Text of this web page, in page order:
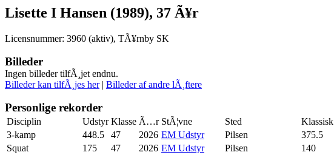
Lisette I Hansen (1989), 37 Ã¥r
Licensnummer: 3960 (aktiv), TÃ¥rnby SK
Billeder
Ingen billeder tilfÃ¸jet endnu.
Billeder kan tilfÃ¸jes her| Billeder af andre lÃ¸ftere
Personlige rekorder
Disciplin Udstyr Klasse Ã…r StÃ¦vne Sted Klassisk
3-kamp
448.5 47 2026 EM Udstyr Pilsen 375.5
Squat
175 47 2026 EM Udstyr Pilsen 140